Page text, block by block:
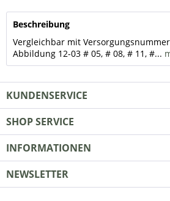
Beschreibung
Vergleichbar mit
Abbildung 12-03 # 05, # 08, # 11, #...
KUNDENSERVICE
SHOP SERVICE
INFORMATIONEN
NEWSLETTER